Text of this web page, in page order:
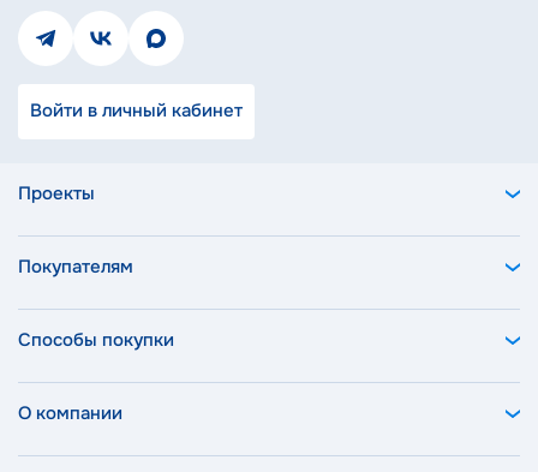
Проекты
Покупателям
Способы покупки
О компании
Войти в личный кабинет